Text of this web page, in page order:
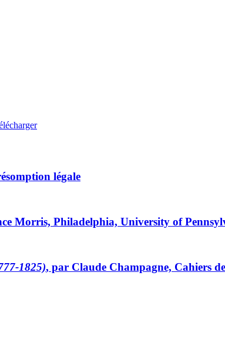
légale
Morris, Philadelphia, University of
1825), par Claude Champagne, Cahiers